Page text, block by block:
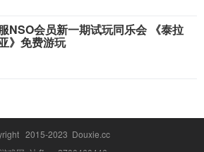
NSO会员新一期试玩同乐会 《泰拉
》免费游玩
2015-2023 Douxie.cc